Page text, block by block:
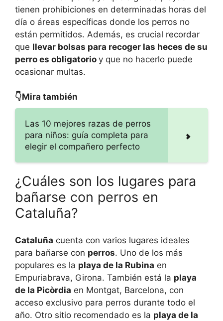
tienen prohibiciones en determinadas horas del
día o áreas específicas donde los perros no
están permitidos. Además, es crucial recordar
que llevar bolsas para recoger las heces de su
perro es obligatorio y que no hacerlo puede
ocasionar multas.
👇Mira también
Las 10 mejores razas de perros
para niños: guía completa para
elegir el compañero perfecto
¿Cuáles son los lugares para
bañarse con perros en
Cataluña?
Cataluña cuenta con varios lugares ideales
para bañarse con perros. Uno de los más
populares es la playa de la Rubina en
Empuriabrava, Girona. También está la playa
de la Picòrdia en Montgat, Barcelona, con
acceso exclusivo para perros durante todo el
año. Otro sitio recomendado es la playa de la